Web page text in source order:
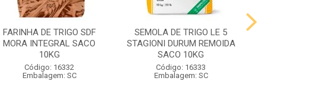
FARINHA DE TRIGO SDF
MORA INTEGRAL SACO
10KG
Código: 16332
Embalagem: SC
SEMOLA DE TRIGO LE 5
STAGIONI DURUM REMOIDA
SACO 10KG
Código: 16333
Embalagem: SC